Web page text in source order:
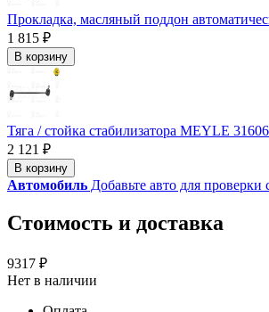
Прокладка, масляный поддон
1 815 ₽
В корзину
Тяга / стойка стабилизатора MEYLE
2 121 ₽
В корзину
Автомобиль Добавьте авто для проверки
Стоимость и доставка
9317 ₽
Нет в наличии